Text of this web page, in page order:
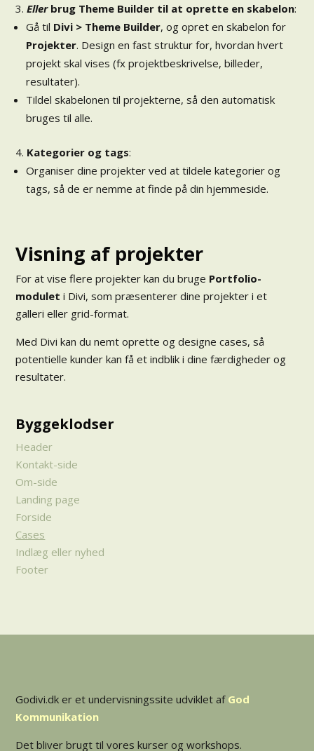
Ellerbrug Theme Builder til at oprette en skabelon:
Gå til Divi > Theme Builder, og opret en skabelon for
Projekter. Design en fast struktur for, hvordan hvert
projekt skal vises (fx projektbeskrivelse, billeder,
resultater).
Tildel skabelonen til projekterne, så den automatisk
bruges til alle.
Kategorier og tags:
Organiser dine projekter ved at tildele kategorier og
tags, så de er nemme at finde på din hjemmeside.
Visning af projekter
For at vise flere projekter kan du bruge Portfolio-
modulet i Divi, som præsenterer dine projekter i et
galleri eller grid-format.
Med Divi kan du nemt oprette og designe cases, så
potentielle kunder kan få et indblik i dine færdigheder og
resultater.
Byggeklodser
Header
Kontakt-side
Om-side
Landing page
Forside
Cases
Indlæg eller nyhed
Footer
Godivi.dk er et undervisningssite udviklet af God
Kommunikation
Det bliver brugt til vores kurser og workshops.